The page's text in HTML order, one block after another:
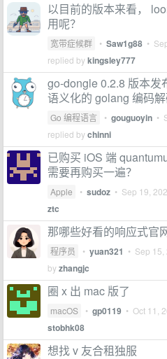
以目前的版本来看，
用呢？
宽带症候群 • Saw1g88 •
replied bykingsley777
go-dongle 0.2.8 版本发
语义化的 golang 编码
Go 编程语言 • gouguoyin •
replied bychinni
已购买 iOS 端
需要再购买一遍？
Apple • sudoz • Sep 19,
ztc
那哪些好看的响应式官
程序员 • yuan321 • Sep 15,
byzhangjc
圈 x 出 mac 版了
macOS • gp0119 • Oct 11,
stobhk08
想找 v 友合租独服